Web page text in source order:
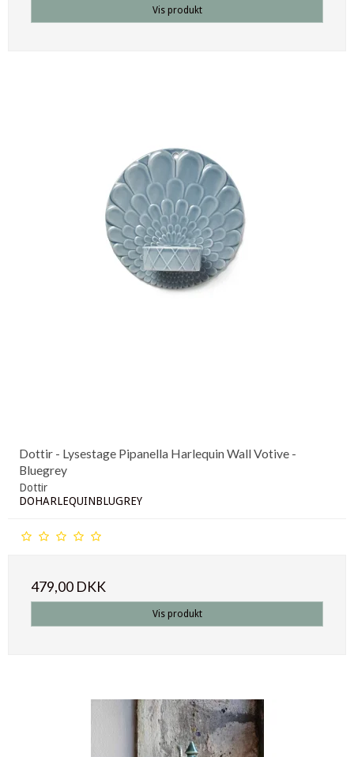
Vis produkt
Dottir - Lysestage Pipanella Harlequin Wall Votive -
Bluegrey
Dottir
DOHARLEQUINBLUGREY
479,00 DKK
Vis produkt